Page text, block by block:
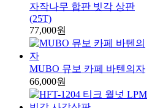
자작나무 합판 빗각 상판
(25T)
77,000원
MUBO 뮤보 카페 바텐의자
66,000원